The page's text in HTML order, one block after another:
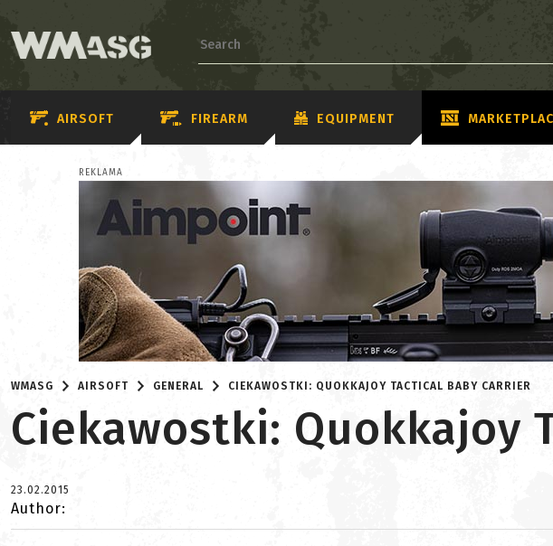
AIRSOFT FIREARM EQUIPMENT
REKLAMA
WMASG AIRSOFT GENERAL CIEKAWOSTKI: QUOKKAJOY TACTICAL BABY CARRIER
Ciekawostki: Quokkajoy
23.02.2015
Author: